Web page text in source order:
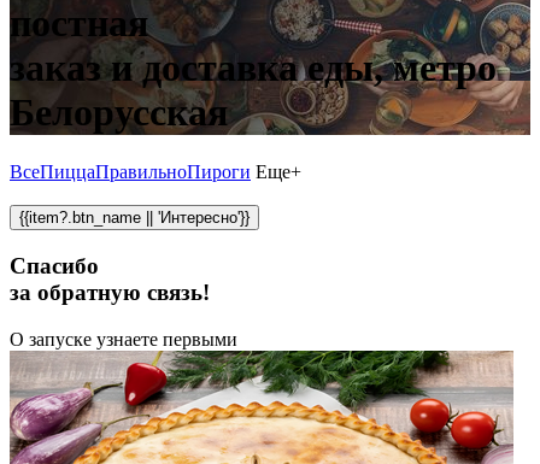
постная
заказ и доставка еды, метро
Белорусская
ВсеПиццаПравильноПироги Еще+
{{item?.btn_name || 'Интересно'}}
Спасибо
за обратную связь!
О запуске узнаете первыми